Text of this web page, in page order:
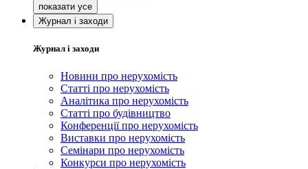
Журнал і заходи
Журнал і заходи
Новини про нерухомість
Статті про нерухомість
Аналітика про нерухомість
Статті про будівництво
Конференції про нерухомість
Виставки про нерухомість
Семінари про нерухомість
Конкурси про нерухомість